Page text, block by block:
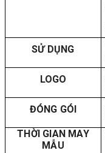
SỬ DỤNG
LOGO
ĐÓNG GÓI
THỜI GIAN MAY
MẪU